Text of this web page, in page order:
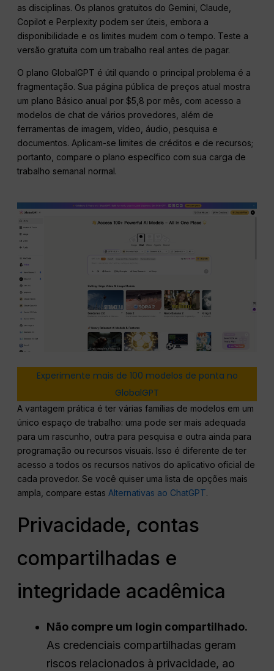
as disciplinas. Os planos gratuitos do Gemini, Claude,
Copilot e Perplexity podem ser úteis, embora a
disponibilidade e os limites mudem com o tempo. Teste a
versão gratuita com um trabalho real antes de pagar.
O plano GlobalGPT é útil quando o principal problema é a
fragmentação. Sua página pública de preços atual mostra
um plano Básico anual por $5,8 por mês, com acesso a
modelos de chat de vários provedores, além de
ferramentas de imagem, vídeo, áudio, pesquisa e
documentos. Aplicam-se limites de créditos e de recursos;
portanto, compare o plano específico com sua carga de
trabalho semanal normal.
Experimente mais de 100 modelos de ponta no
GlobalGPT
A vantagem prática é ter várias famílias de modelos em um
único espaço de trabalho: uma pode ser mais adequada
para um rascunho, outra para pesquisa e outra ainda para
programação ou recursos visuais. Isso é diferente de ter
acesso a todos os recursos nativos do aplicativo oficial de
cada provedor. Se você quiser uma lista de opções mais
ampla, compare estasAlternativas ao ChatGPT.
Privacidade, contas
compartilhadas e
integridade acadêmica
Não compre um login compartilhado.
As credenciais compartilhadas geram
riscos relacionados à privacidade, ao